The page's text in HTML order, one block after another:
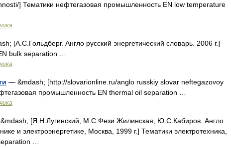
] Тематики нефтегазовая промышленность EN low temperature
[А.С.Гольдберг. Англо русский энергетический словарь. 2006 г.]
bulk separation …
— &mdash; [http://slovarionline.ru/anglo russkiy slovar neftegazovoy
промышленность EN thermal oil separation …
[Я.Н.Лугинский, М.С.Фези Жилинская, Ю.С.Кабиров. Англо
и электроэнергетике, Москва, 1999 г.] Тематики электротехника,
…